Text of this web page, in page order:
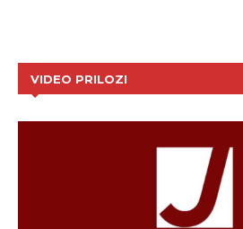
VIDEO PRILOZI